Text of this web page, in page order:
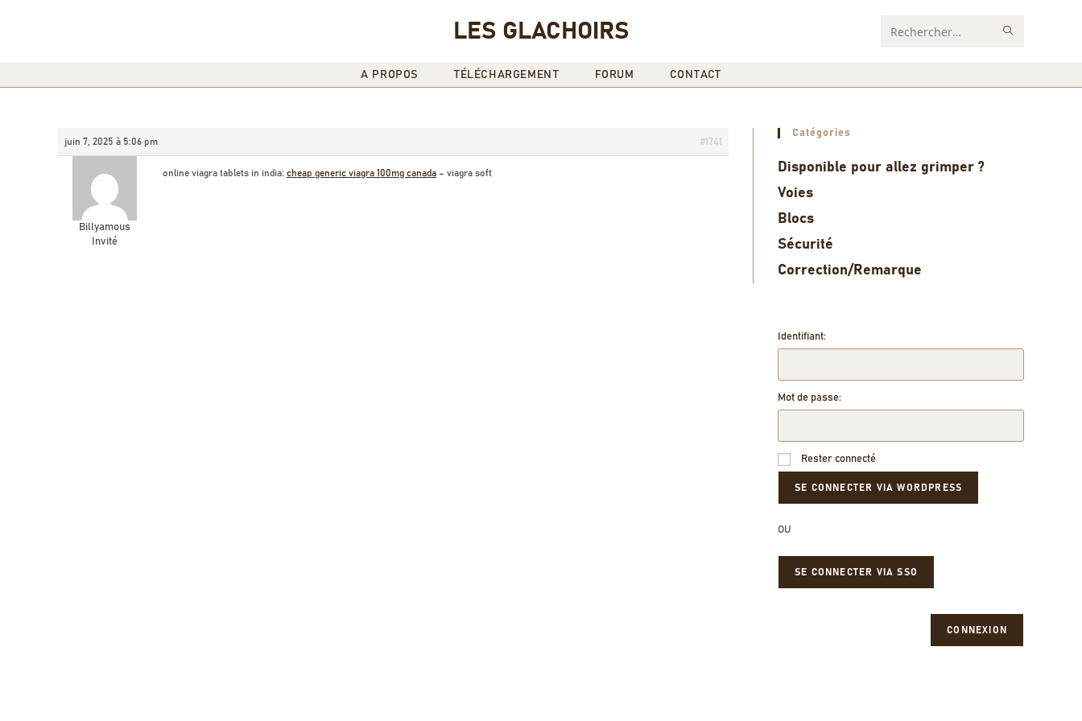
LES GLACHOIRS Rechercher
A PROPOS TÉLÉCHARGEMENT FORUM CONTACT
juin 7, 2025 à 5:06 pm #1741
Billyamous
Invité
online viagra tablets in india: cheap generic viagra 100mg canada – viagra soft
Catégories
Disponible pour allez grimper ?
Voies
Blocs
Sécurité
Correction/Remarque
Identifiant:
Mot de passe:
Rester connecté
OU
SE CONNECTER VIA SSO
CONNEXION